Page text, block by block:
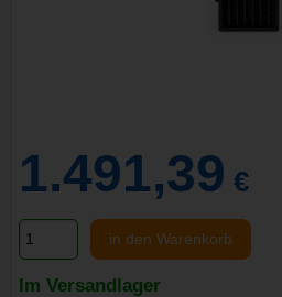
1.491,39 €
in den Warenkorb
Im Versandlager